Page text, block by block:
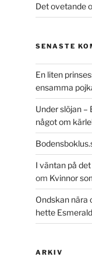
Det ovetande
SENASTE
En liten
ensamma
Under slöjan –
något om
I väntan på
om Kvinnor
Ondskan nära
hette
ARKIV